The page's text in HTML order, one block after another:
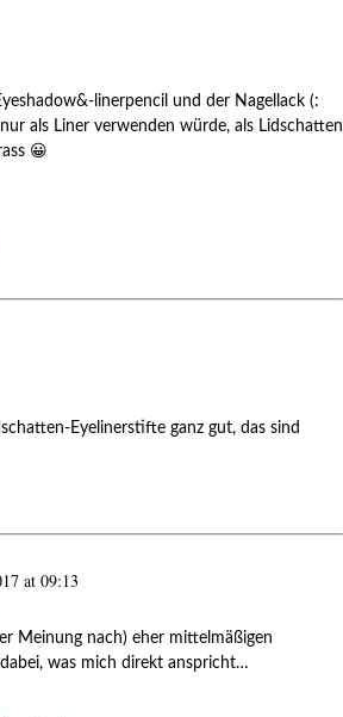
linerpencil und der Nagellack (:
als Liner verwenden würde, als Lidschatten
😀
Eyelinerstifte ganz gut, das sind
at 09:13
Meinung nach) eher mittelmäßigen
was mich direkt anspricht…